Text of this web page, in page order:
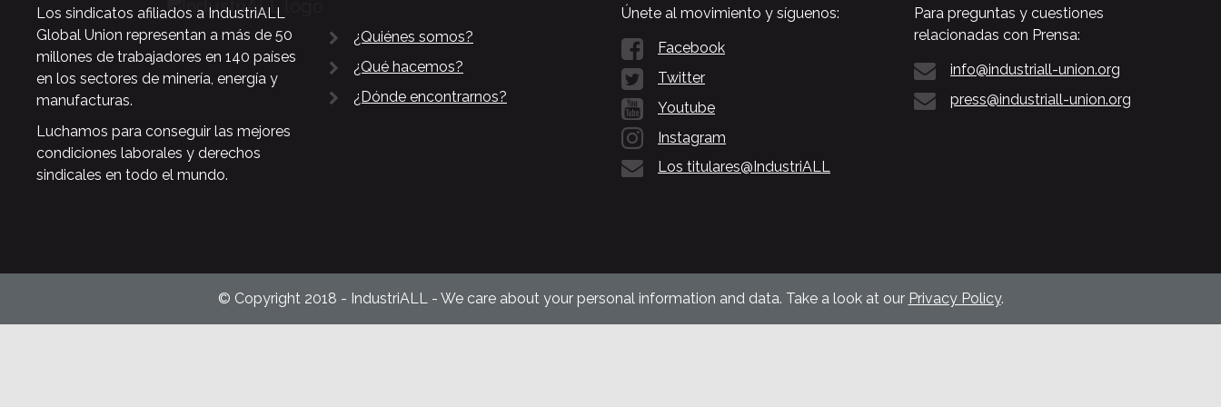
Los sindicatos afiliados a IndustriALL
Global Union representan a más de 50
millones de trabajadores en 140 países
en los sectores de minería, energía y
manufacturas.
Luchamos para conseguir las mejores
condiciones laborales y derechos
sindicales en todo el mundo.
¿Quiénes somos?
¿Qué hacemos?
¿Dónde encontrarnos?
Únete al movimiento y síguenos:
Facebook
Twitter
Youtube
Instagram
Los titulares@IndustriALL
Para preguntas y cuestiones
relacionadas con Prensa:
info@industriall-union.org
press@industriall-union.org
© Copyright 2018 - IndustriALL - We care about your personal information and data. Take a look at our Privacy Policy.